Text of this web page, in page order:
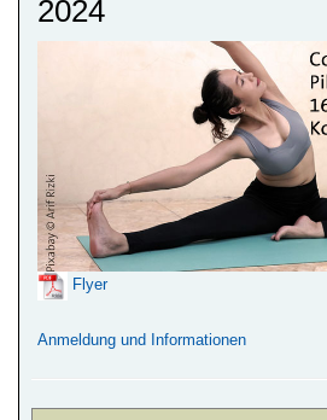
2024
Flyer
Anmeldung und Informationen